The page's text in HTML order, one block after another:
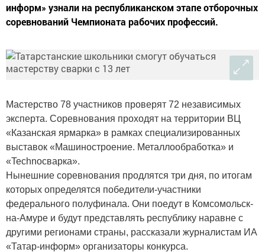
информ» узнали на республиканском этапе отборочных
соревнований Чемпионата рабочих профессий.
Мастерство 78 участников проверят 72 независимых
эксперта. Соревнования проходят на территории ВЦ
«Казанская ярмарка» в рамках специализированных
выставок «Машиностроение. Металлообработка» и
«Technoсварка».
Нынешние соревнования продлятся три дня, по итогам
которых определятся победители-участники
федерального полуфинала. Они поедут в Комсомольск-
на-Амуре и будут представлять республику наравне с
другими регионами страны, рассказали журналистам ИА
«Татар-информ» организаторы конкурса.